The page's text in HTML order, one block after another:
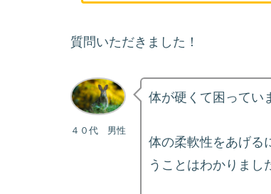
質問いただきました！
４０代 男性
体が硬くて困ってい
体の柔軟性をあげる
うことはわかりまし